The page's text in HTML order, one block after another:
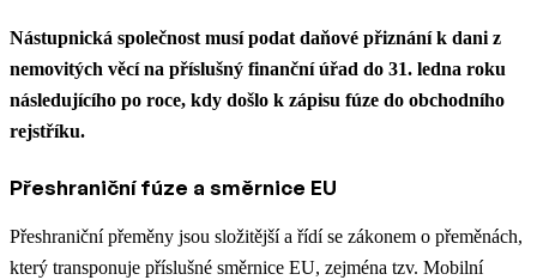
Nástupnická společnost musí podat daňové přiznání k dani z
nemovitých věcí na příslušný finanční úřad do 31. ledna roku
následujícího po roce, kdy došlo k zápisu fúze do obchodního
rejstříku.
Přeshraniční fúze a směrnice EU
Přeshraniční přeměny jsou složitější a řídí se zákonem o přeměnách,
který transponuje příslušné směrnice EU, zejména tzv. Mobilní